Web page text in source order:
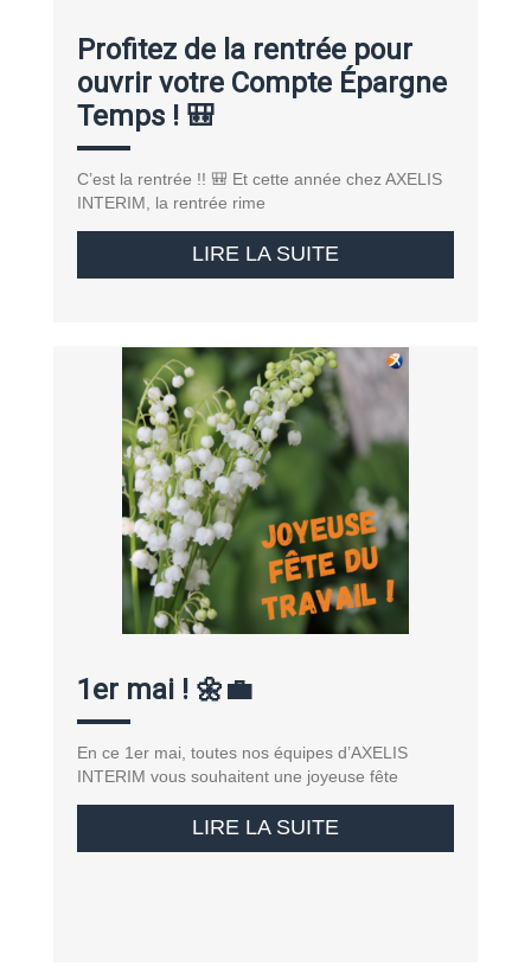
Profitez de la rentrée pour
ouvrir votre Compte Épargne
Temps ! 🎒
C’est la rentrée !! 🎒 Et cette année chez AXELIS
INTERIM, la rentrée rime
LIRE LA SUITE
1er mai ! 🌼💼
En ce 1er mai, toutes nos équipes d’AXELIS
INTERIM vous souhaitent une joyeuse fête
LIRE LA SUITE